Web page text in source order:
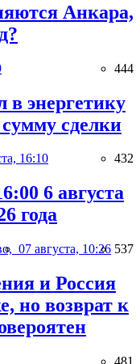
Анкара,
444
в энергетику
сделки
16:10 432
6 августа
года
07 августа, 10:26 537
и Россия
но возврат к
481